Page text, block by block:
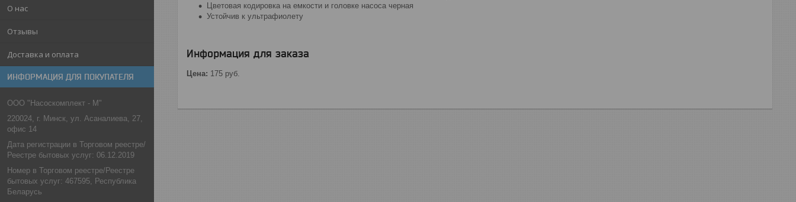
О нас
Отзывы
Доставка и оплата
ИНФОРМАЦИЯ ДЛЯ ПОКУПАТЕЛЯ
ООО "Насоскомплект - М"
220024, г. Минск, ул. Асаналиева, 27,
офис 14
Дата регистрации в Торговом реестре/
Реестре бытовых услуг: 06.12.2019
Номер в Торговом реестре/Реестре
бытовых услуг: 467595, Республика
Беларусь
Цветовая кодировка на емкости и головке насоса черная
Устойчив к ультрафиолету
Информация для заказа
Цена: 175 руб.